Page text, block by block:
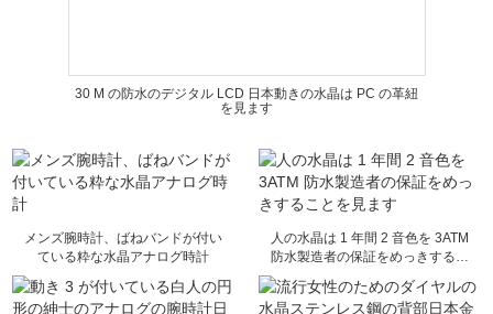
30 M の防水のデジタル LCD 日本動きの水晶は PC の革紐
を見ます
メンズ腕時計、ばねバンドが付い
ている粋な水晶アナログ時計
人の水晶は 1 年間 2 音色を 3ATM
防水製造者の保証をめっきするこ